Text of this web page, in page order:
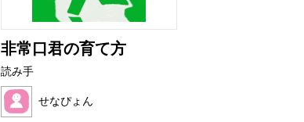
非常口君の育て方
読み手
せなぴょん